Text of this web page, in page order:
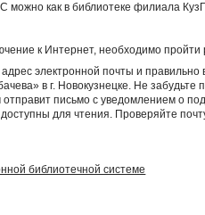
как в библиотеке филиала
к Интернет, необходимо пройти
электронной почты и правильно
в г. Новокузнецке. Не забудьте
письмо с уведомлением о
для чтения. Проверяйте
библиотечной системе